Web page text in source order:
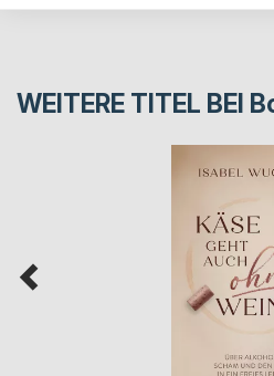
WEITERE TITEL BEI